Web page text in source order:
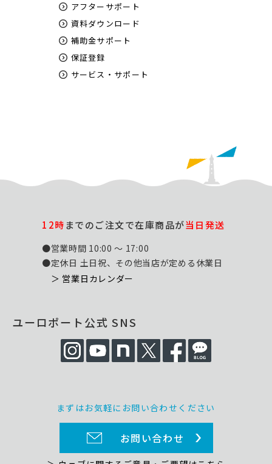
アフターサポート
資料ダウンロード
補助金サポート
保証登録
サービス・サポート
12時までのご注文で在庫商品が当日発送
●営業時間 10:00 ～ 17:00
●定休日 土日祝、その他当店が定める休業日
＞ 営業日カレンダー
ユーロポート公式 SNS
まずはお気軽にお問い合わせください
お問い合わせ